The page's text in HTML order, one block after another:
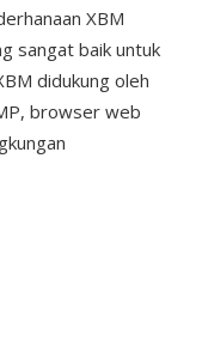
XBM
sangat baik untuk
didukung oleh
browser web